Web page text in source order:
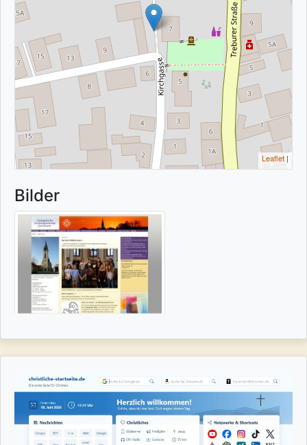
Leaflet |
Bilder